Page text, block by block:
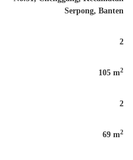
Serpong, Banten
2
105 m2
2
69 m2